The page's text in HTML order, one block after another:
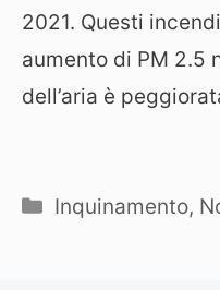
2021. Questi
aumento di PM 2.5
dell’aria è
Categorie
Inquinamento,